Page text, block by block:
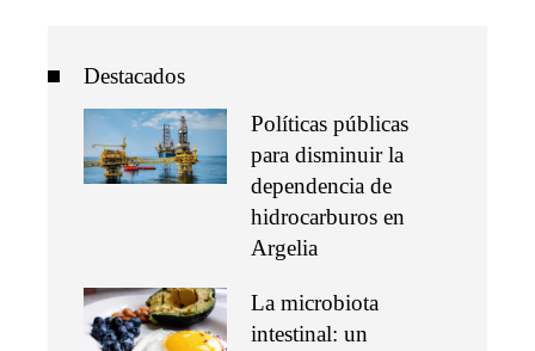
Destacados
Políticas públicas
para disminuir la
dependencia de
hidrocarburos en
Argelia
La microbiota
intestinal: un